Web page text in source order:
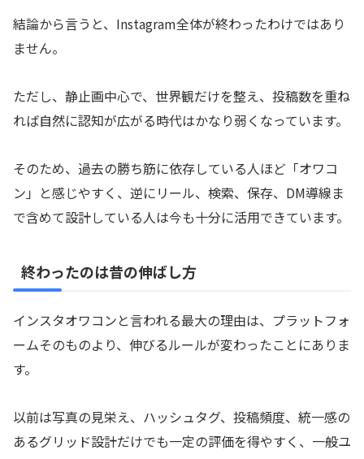
結論から言うと、Instagram全体が終わったわけではあり
ません。
ただし、静止画中心で、世界観だけを整え、投稿数を重ね
れば自然に認知が広がる時代はかなり弱くなっています。
そのため、過去の勝ち筋に依存している人ほど「オワコ
ン」と感じやすく、逆にリール、検索、保存、DM導線ま
で含めて設計している人は今も十分に活用できています。
終わったのは昔の伸ばし方
インスタオワコンと言われる最大の理由は、プラットフォ
ームそのものより、伸びるルールが変わったことにありま
す。
以前は写真の見栄え、ハッシュタグ、投稿頻度、統一感の
あるグリッド設計だけでも一定の評価を得やすく、一般ユ